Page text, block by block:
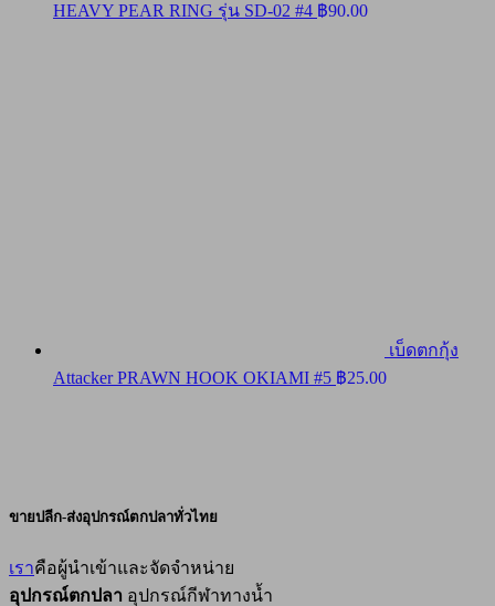
HEAVY PEAR RING รุ่น SD-02 #4 ฿90.00
เบ็ดตกกุ้ง
Attacker PRAWN HOOK OKIAMI #5 ฿25.00
ขายปลีก-ส่งอุปกรณ์ตกปลาทั่วไทย
เราคือผู้นำเข้าและจัดจำหน่าย
อุปกรณ์ตกปลา อุปกรณ์กีฬาทางน้ำ